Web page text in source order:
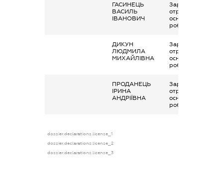
ГАСИНЕЦЬ
ВАСИЛЬ
ІВАНОВИЧ
Заробітна плата
отримана за
основним місцем
роботи
ДИКУН
ЛЮДМИЛА
МИХАЙЛІВНА
Заробітна плата
отримана за
основним місцем
роботи
ПРОДАНЕЦЬ
ІРИНА
АНДРІЇВНА
Заробітна плата
отримана за
основним місцем
роботи
dossier.declarations.license_1
dossier.declarations.license_2
dossier.declarations.license_3